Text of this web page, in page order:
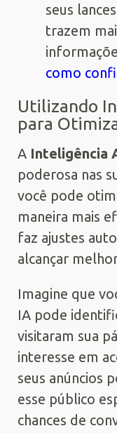
seus
trazem
como
Utilizando
para
A Inteligência
poderosa nas
você pode
maneira mais
faz ajustes
alcançar
Imagine que
IA pode
visitaram sua
interesse em
seus anúncios
esse público
chances de